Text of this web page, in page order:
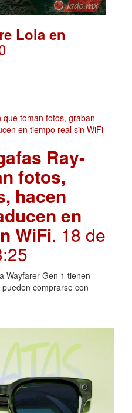
Lola en
Ray-
fotos,
hacen
en
WiFi. 18 de
Wayfarer Gen 1 tienen
comprarse con